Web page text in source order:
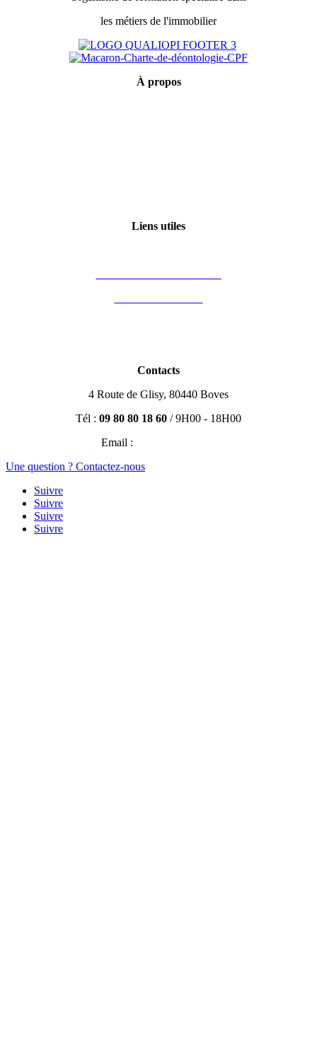
les métiers de l'immobilier
À propos
Liens utiles
Contacts
4 Route de Glisy, 80440 Boves
Tél : 09 80 80 18 60 / 9H00 - 18H00
Email :
Une question ? Contactez-nous
Suivre
Suivre
Suivre
Suivre